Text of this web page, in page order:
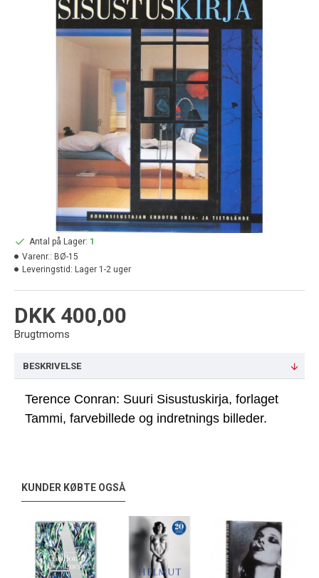
DKK 400,00
Brugtmoms
Antal på Lager: 1
Varenr.: BØ-15
Leveringstid: Lager 1-2 uger
BESKRIVELSE
Terence Conran: Suuri Sisustuskirja, forlaget
Tammi, farvebillede og indretnings billeder.
KUNDER KØBTE OGSÅ